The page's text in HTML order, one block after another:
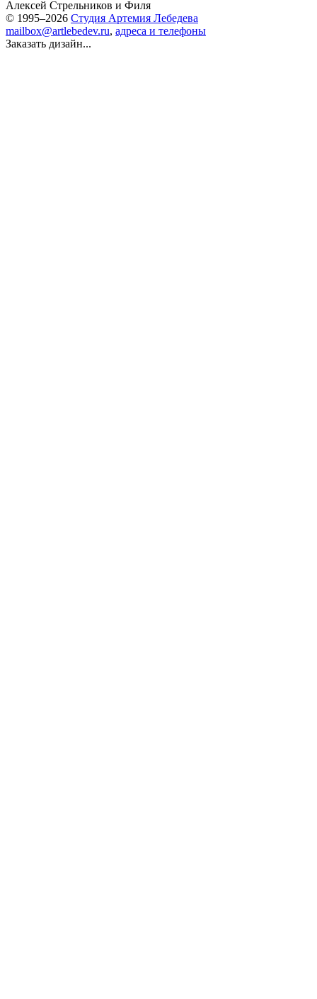
Алексей Стрельников и Филя
© 1995–2026 Студия Артемия Лебедева
mailbox@artlebedev.ru, адреса и телефоны
Заказать дизайн...